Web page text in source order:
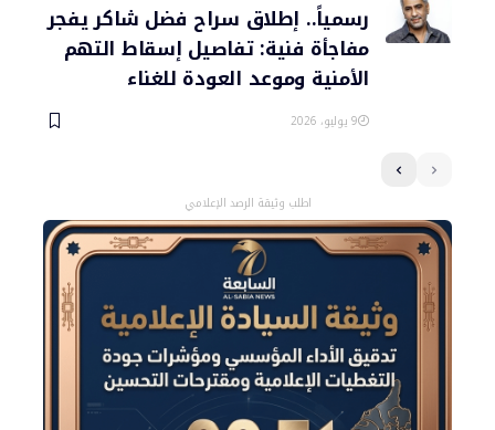
رسمياً.. إطلاق سراح فضل شاكر يفجر
مفاجأة فنية: تفاصيل إسقاط التهم
الأمنية وموعد العودة للغناء
9 يوليو، 2026
اطلب وثيقة الرصد الإعلامي